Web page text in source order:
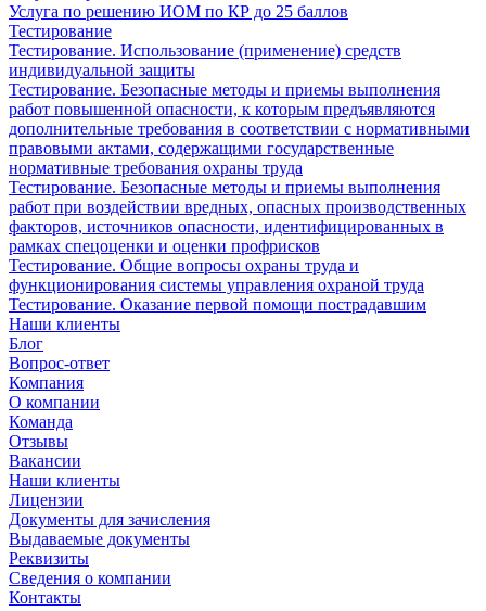
Услуга по решению ИОМ по КР до 25 баллов
Тестирование
Тестирование. Использование (применение) средств
индивидуальной защиты
Тестирование. Безопасные методы и приемы выполнения
работ повышенной опасности, к которым предъявляются
дополнительные требования в соответствии с нормативными
правовыми актами, содержащими государственные
нормативные требования охраны труда
Тестирование. Безопасные методы и приемы выполнения
работ при воздействии вредных, опасных производственных
факторов, источников опасности, идентифицированных в
рамках спецоценки и оценки профрисков
Тестирование. Общие вопросы охраны труда и
функционирования системы управления охраной труда
Тестирование. Оказание первой помощи пострадавшим
Наши клиенты
Блог
Вопрос-ответ
Компания
О компании
Команда
Отзывы
Вакансии
Наши клиенты
Лицензии
Документы для зачисления
Выдаваемые документы
Реквизиты
Сведения о компании
Контакты